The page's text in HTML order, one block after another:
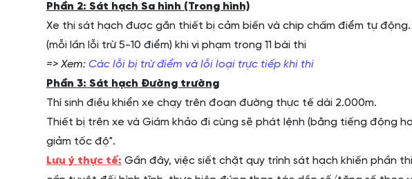
Phần 2: Sát hạch Sa hình (Trong hình)
Xe thi sát hạch được gắn thiết bị cảm biến và chip chấm điểm tự
(mỗi lần lỗi trừ 5-10 điểm) khi vi phạm trong 11 bài thi
=> Xem: Các lỗi bị trừ điểm và lỗi loại trực tiếp khi thi
Phần 3: Sát hạch Đường trường
Thí sinh điều khiển xe chạy trên đoạn đường thực tế dài 2.000m.
Thiết bị trên xe và Giám khảo đi cùng sẽ phát lệnh (bằng tiếng động
giảm tốc độ".
Lưu ý thực tế: Gần đây, việc siết chặt quy trình sát hạch khiến phần